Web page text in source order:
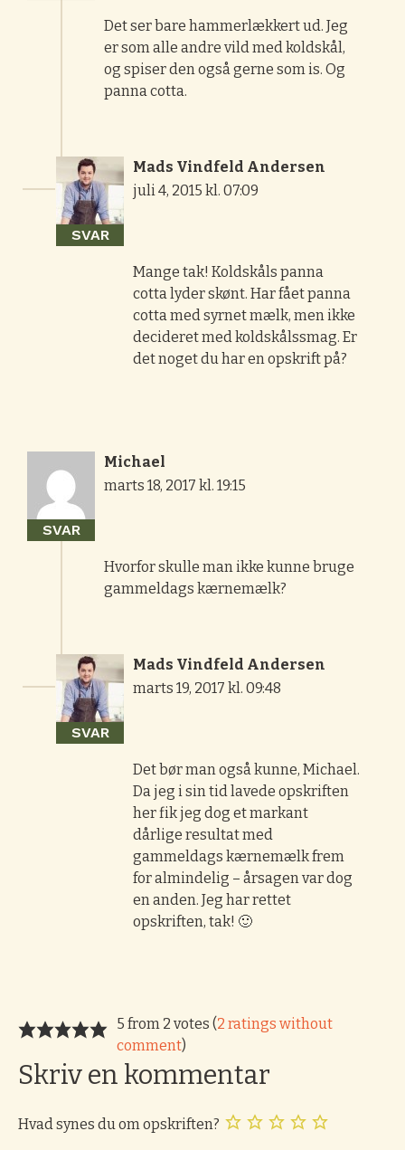
Det ser bare hammerlækkert ud. Jeg
er som alle andre vild med koldskål,
og spiser den også gerne som is. Og
panna cotta.
SVAR
Mads Vindfeld Andersen
juli 4, 2015 kl. 07:09
Mange tak! Koldskåls panna
cotta lyder skønt. Har fået panna
cotta med syrnet mælk, men ikke
decideret med koldskålssmag. Er
det noget du har en opskrift på?
SVAR
Michael
marts 18, 2017 kl. 19:15
Hvorfor skulle man ikke kunne bruge
gammeldags kærnemælk?
SVAR
Mads Vindfeld Andersen
marts 19, 2017 kl. 09:48
Det bør man også kunne, Michael.
Da jeg i sin tid lavede opskriften
her fik jeg dog et markant
dårlige resultat med
gammeldags kærnemælk frem
for almindelig – årsagen var dog
en anden. Jeg har rettet
opskriften, tak! 🙂
5 from 2 votes (2 ratings without
comment)
Skriv en kommentar
Hvad synes du om opskriften?